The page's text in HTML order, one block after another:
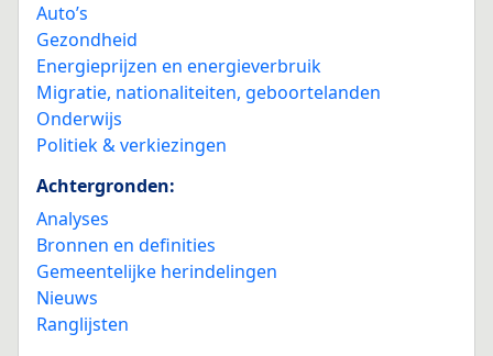
Auto’s
Gezondheid
Energieprijzen en energieverbruik
Migratie, nationaliteiten, geboortelanden
Onderwijs
Politiek & verkiezingen
Achtergronden:
Analyses
Bronnen en definities
Gemeentelijke herindelingen
Nieuws
Ranglijsten